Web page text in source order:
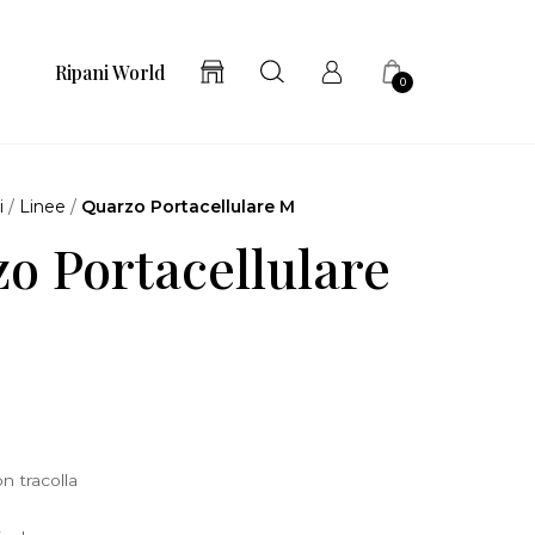
Ripani World 0
/ Linee / Quarzo Portacellulare M
Portacellulare
tracolla